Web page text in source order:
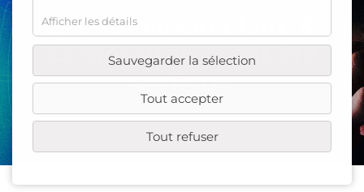
Afficher les détails
Sauvegarder la sélection
Tout accepter
Tout refuser
Économie circulaire &
Composites - Enquête
en ligne